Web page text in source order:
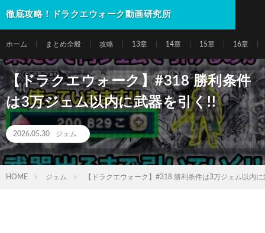
徹底攻略！ドラクエウォーク動画研究所
ホーム まとめ全般 攻略 13章 14章 15章 16章
【ドラクエウォーク】#318 勝利条件
は3万ジェム以内に武器を引く!!
2026.05.30 ジェム
HOME ジェム 【ドラクエウォーク】#318 勝利条件は3万ジェム以内